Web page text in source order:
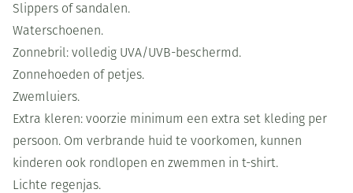
Slippers of sandalen.
Waterschoenen.
Zonnebril: volledig UVA/UVB-beschermd.
Zonnehoeden of petjes.
Zwemluiers.
Extra kleren: voorzie minimum een extra set kleding per
persoon. Om verbrande huid te voorkomen, kunnen
kinderen ook rondlopen en zwemmen in t-shirt.
Lichte regenjas.